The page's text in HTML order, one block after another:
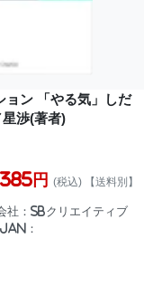
ョン 「やる気」しだ
渉(著者)
385円 (税込) 【送料別】
社：SBクリエイティブ
：